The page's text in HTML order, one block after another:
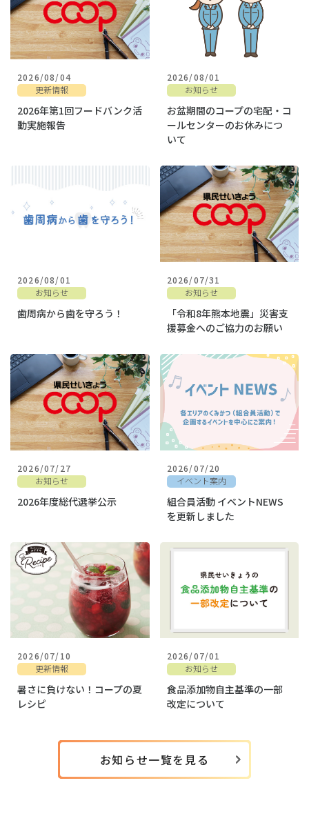
2026/08/04
更新情報
2026年第1回フードバンク活
動実施報告
2026/08/01
お知らせ
お盆期間のコープの宅配・コ
ールセンターのお休みにつ
いて
2026/08/01
お知らせ
歯周病から歯を守ろう！
2026/07/31
お知らせ
「令和8年熊本地震」災害支
援募金へのご協力のお願い
2026/07/27
お知らせ
2026年度総代選挙公示
2026/07/20
イベント案内
組合員活動 イベントNEWS
を更新しました
2026/07/10
更新情報
暑さに負けない！コープの夏
レシピ
2026/07/01
お知らせ
食品添加物自主基準の一部
改定について
お知らせ一覧を見る